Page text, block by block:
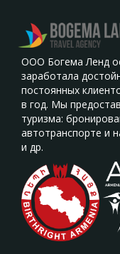
ООО Богема Ленд
заработала
постоянных
в год. Мы
туризма:
автотранспорте и
и др.